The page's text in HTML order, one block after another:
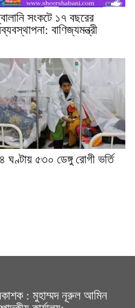
সংকটে ১৭ বছরের
বাণিজ্যমন্ত্রী
ঘণ্টায় ৫৩০ ডেঙ্গু রোগী ভর্তি
: মুহাম্মদ নূরুল আমিন